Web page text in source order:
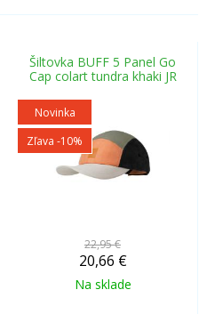
Šiltovka BUFF 5 Panel Go
Cap colart tundra khaki JR
Novinka
Zľava -10%
22,95 €
20,66 €
Na sklade